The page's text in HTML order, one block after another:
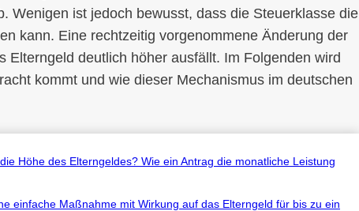
Wenigen ist jedoch bewusst, dass die Steuerklasse die
kann. Eine rechtzeitig vorgenommene Änderung der
Elterngeld deutlich höher ausfällt. Im Folgenden wird
kommt und wie dieser Mechanismus im deutschen
Höhe des Elterngeldes? Wie ein Antrag die monatliche Leistung
einfache Maßnahme mit Wirkung auf das Elterngeld für bis zu ein